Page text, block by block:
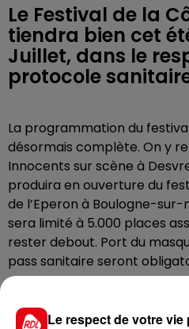
Le Festival de la
tiendra bien cet
Juillet, dans le
protocole
La programmation du
désormais complète. On y
Innocents sur scène à
produira en ouverture du
de l’Eperon à Boulogne-sur-
sera limité à 5.000 places
rester debout. Port du
pass sanitaire seront
Les places sont disponibles
habituels ou sur le site du
Le respect de votre